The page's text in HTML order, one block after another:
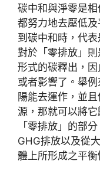
碳中和與淨零是
都努力地去壓低
到碳中和時，代
對於「零排放」
形式的碳釋出，
或者影響了。舉
陽能去運作，並
源，那就可以將
「零排放」的部
GHG排放以及從
體上所形成之平衡